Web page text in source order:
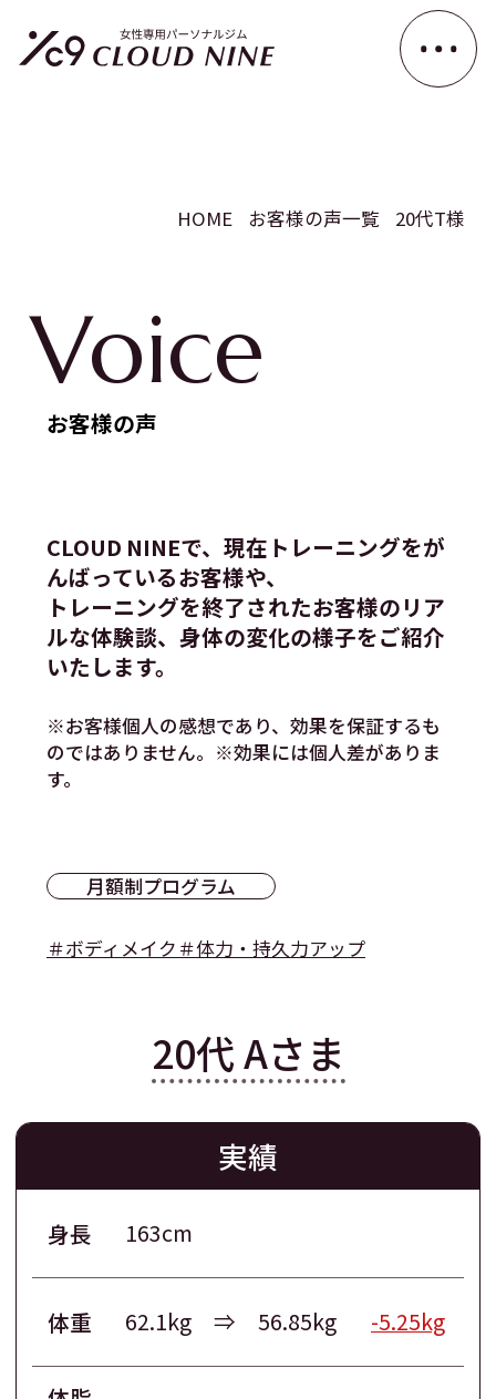
HOME お客様の声一覧 20代T様
Voice
お客様の声
CLOUD NINEで、現在トレーニングをが
んばっているお客様や、
トレーニングを終了されたお客様のリア
ルな体験談、身体の変化の様子をご紹介
いたします。
※お客様個人の感想であり、効果を保証するも
のではありません。※効果には個人差がありま
す。
月額制プログラム
＃ボディメイク ＃体力・持久力アップ
20代 Aさま
実績
身長 163cm
体重 62.1kg ⇒ 56.85kg -5.25kg